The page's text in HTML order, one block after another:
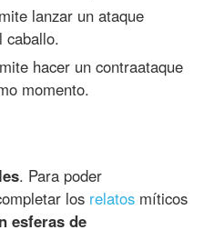
lanzar un ataque
caballo.
hacer un contraataque
momento.
. Para poder
los relatos míticos
esferas de